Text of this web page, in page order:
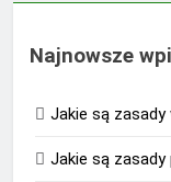
Najnowsze
Jakie są
Jakie są